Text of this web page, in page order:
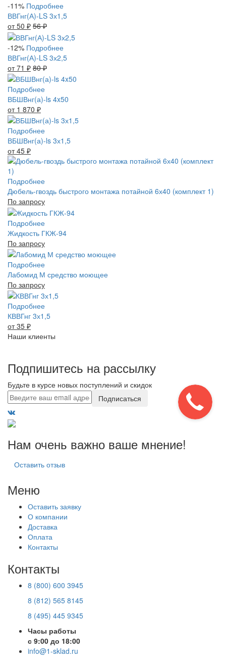
-11% Подробнее
ВВГнг(А)-LS 3х1,5
от 50 ₽ 56₽
-12% Подробнее
ВВГнг(А)-LS 3х2,5
от 71 ₽ 80₽
Подробнее
ВБШВнг(а)-ls 4x50
от 1 870 ₽
Подробнее
ВБШВнг(а)-ls 3х1,5
от 45 ₽
Подробнее
Дюбель-гвоздь быстрого монтажа потайной 6х40 (комплект 1)
По запросу
Подробнее
Жидкость ГКЖ-94
По запросу
Подробнее
Лабомид М средство моющее
По запросу
Подробнее
КВВГнг 3х1,5
от 35 ₽
Наши клиенты
Подпишитесь на рассылку
Будьте в курсе новых поступлений и скидок
Подписаться
Нам очень важно ваше мнение!
Оставить отзыв
Меню
Оставить заявку
О компании
Доставка
Оплата
Контакты
Контакты
8 (800) 600 3945
8 (812) 565 8145
8 (495) 445 9345
Часы работы
с 9:00 до 18:00
info@1-sklad.ru